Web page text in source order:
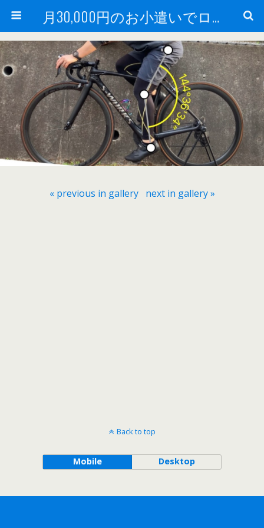
月30,000円のお小遣いでロードバイク
« previous in gallery next in gallery »
Back to top
Mobile Desktop